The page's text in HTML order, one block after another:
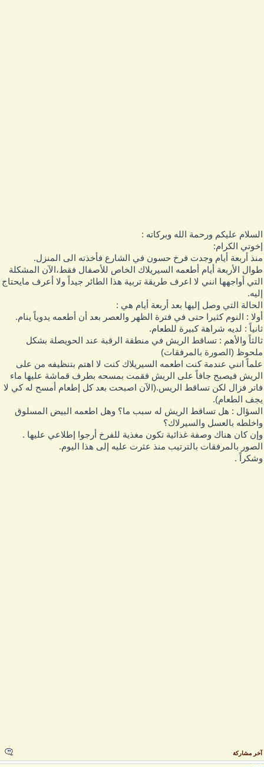
عليكم ورحمة الله وبركاته :
الكرام:
أربعة أيام وجدت فرخ حسون في الشارع فأخذته الى المنزل.
الأربعة أيام أطعمه السيريلاك الخاص للأصفال فقط،الآن المشكلة
أواجهها انني لا اعرف طريقة تربية هذا الطائر جيداً ولا أعرف مايحتاج
التي وصل إليها بعد أربعة أيام هي :
: النوم كثيرا حتى في فترة الظهر والعصر بعد أن أطعمه يدوياً ينام.
: لديه شراهة كبيرة للطعام.
والأهم : تساقط الريش في منطقة الرقبة عند الحويصلة بشكل
(الصورة بالمرفقات)
انني عندمة كنت اطعمه السيريلاك كنت لا اهتم بتنظيفه من على
فيصبح جافاً على الريش فقمت بمسحه بطرف قماشة عليها ماء
فزال لكن تساقط الريس.(الآن اصبحت بعد كل إطعام أمسح له كي لا
الطعام).
: هل تساقط الريش له سبب ما؟ وهل اطعمه البيض المسلوق
بالعسل والسيرلاك؟
كان هناك وصفة غذائية تكون مغذية للفرخ أرجوا إطلاعي عليها .
بالمرفقات بالترتيب منذ عثرت عليه إلى هذا اليوم.
.
آخر مشاركة